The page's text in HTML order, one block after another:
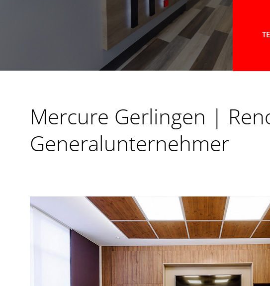
Mercure Gerlingen |
Generalunternehmer